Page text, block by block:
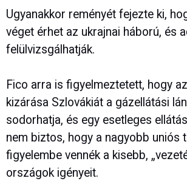
Ugyanakkor reményét fejezte ki,
véget érhet az ukrajnai háború, és
felülvizsgálhatják.
Fico arra is figyelmeztetett, hogy
kizárása Szlovákiát a gázellátási
sodorhatja, és egy esetleges
nem biztos, hogy a nagyobb uniós
figyelembe vennék a kisebb,
országok igényeit.